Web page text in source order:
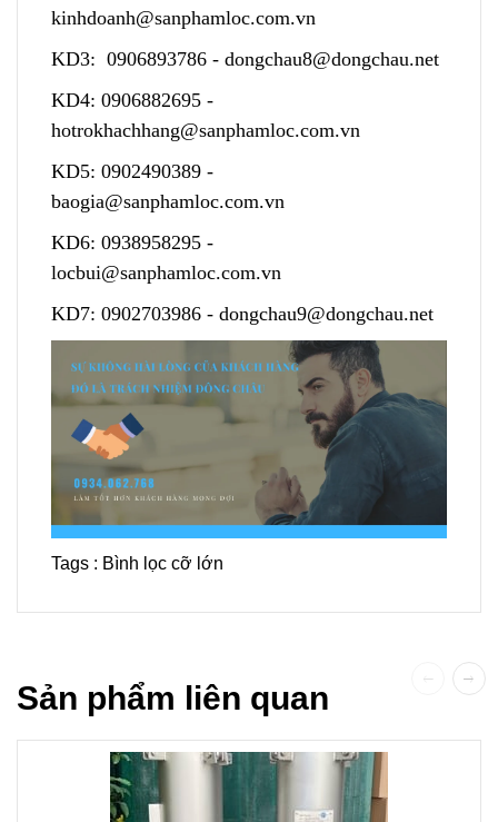
kinhdoanh@sanphamloc.com.vn
KD3: 0906893786 - dongchau8@dongchau.net
KD4: 0906882695 -
hotrokhachhang@sanphamloc.com.vn
KD5: 0902490389 -
baogia@sanphamloc.com.vn
KD6: 0938958295 -
locbui@sanphamloc.com.vn
KD7: 0902703986 - dongchau9@dongchau.net
Tags : Bình lọc cỡ lớn
Sản phẩm liên quan